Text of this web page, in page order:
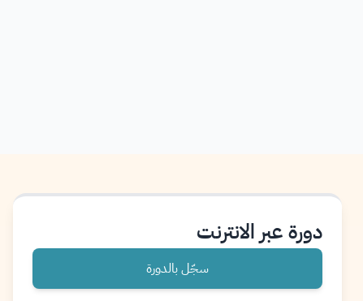
دورة عبر الانترنت
سجّل بالدورة